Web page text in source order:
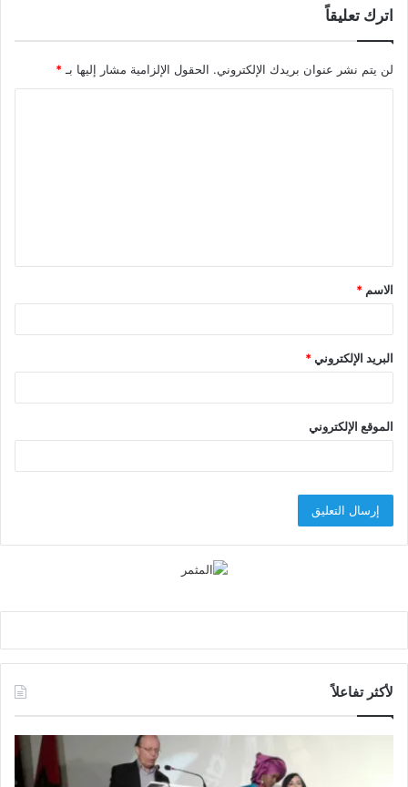
اترك تعليقاً
لن يتم نشر عنوان بريدك الإلكتروني. الحقول الإلزامية مشار إليها بـ *
ق
*
الاسم *
البريد الإلكتروني*
الموقع الإلكتروني
لأكثر تفاعلاً